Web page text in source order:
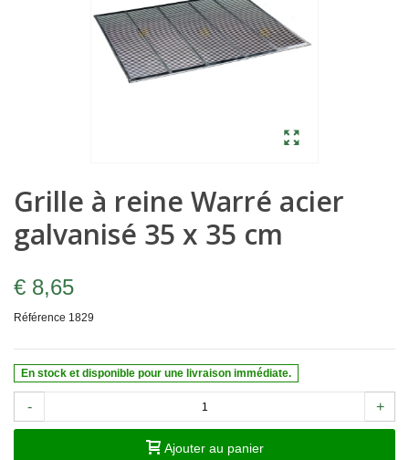
Grille à reine Warré acier
galvanisé 35 x 35 cm
€ 8,65
Référence 1829
En stock et disponible pour une livraison immédiate.
- +
Ajouter au panier